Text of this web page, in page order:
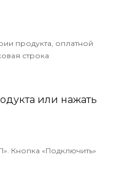
продукта, оплатной
строка
или нажать
Кнопка «Подключить»